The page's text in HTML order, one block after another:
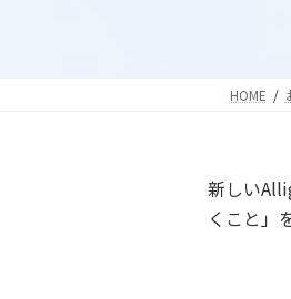
HOME
新しい
くこと」